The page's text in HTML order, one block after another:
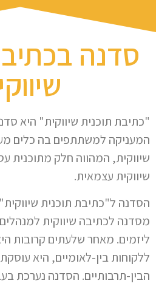
סדנה
"כתיבת תוכנית שיווקית" היא
המעניקה למשתתפים בה כלים
שיווקית, המהווה חלק מתוכנית
שיווקית עצמאית.
הסדנה ל"כתיבת תוכנית
מסדנה לכתיבה שיווקית
ליזמים. מאחר שלעתים קרובות
ללקוחות בין-לאומיים, היא
הבין-תרבותיים. הסדנה נערכת